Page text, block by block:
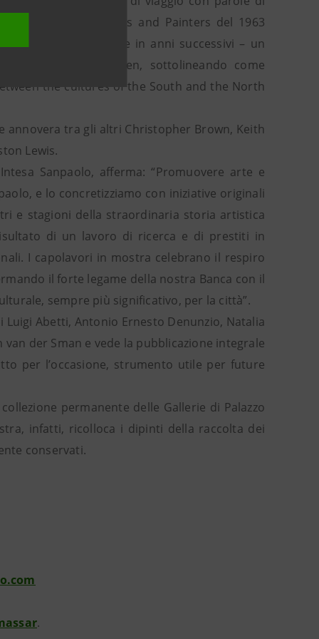
volume Patrons and Painters del 1963
venute alla luce in anni successivi – un
Vandeneynden, sottolineando come
the cultures of the South and the North
annovera tra gli altri Christopher Brown, Keith
Lewis.
Sanpaolo, afferma: “Promuovere arte e
e lo concretizziamo con iniziative originali
e stagioni della straordinaria storia artistica
di un lavoro di ricerca e di prestiti in
I capolavori in mostra celebrano il respiro
il forte legame della nostra Banca con il
sempre più significativo, per la città”.
Abetti, Antonio Ernesto Denunzio, Natalia
van der Sman e vede la pubblicazione integrale
per l’occasione, strumento utile per future
permanente delle Gallerie di Palazzo
infatti, ricolloca i dipinti della raccolta dei
conservati.
.